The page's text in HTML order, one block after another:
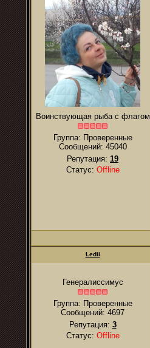
Воинствующая рыба с флагом
Группа: Проверенные
Сообщений: 45040
Репутация: 19
Статус: Offline
Ledii
Генералиссимус
Группа: Проверенные
Сообщений: 4697
Репутация: 3
Статус: Offline